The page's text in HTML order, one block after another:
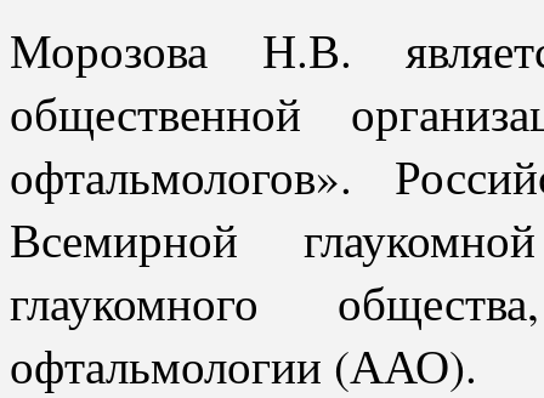
Морозова Н.В.
общественной
офтальмологов».
Всемирной
глаукомного
офтальмологии (ААО).